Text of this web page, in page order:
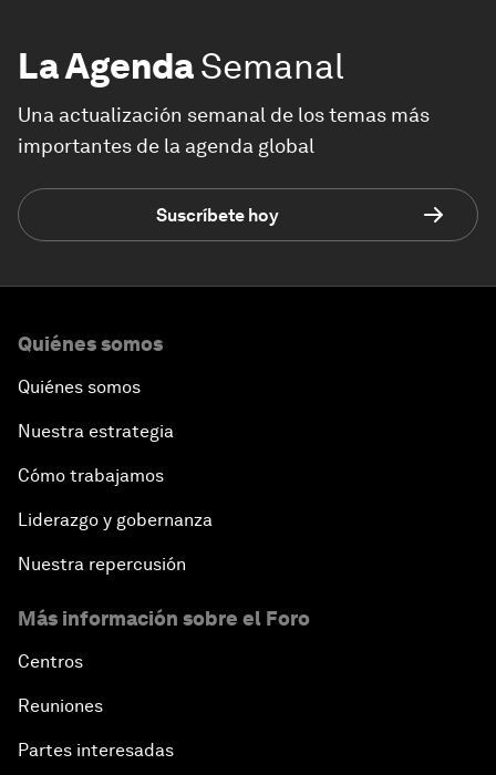
La AgendaSemanal
Una actualización semanal de los temas más
importantes de la agenda global
Suscríbete hoy
Quiénes somos
Quiénes somos
Nuestra estrategia
Cómo trabajamos
Liderazgo y gobernanza
Nuestra repercusión
Más información sobre el Foro
Centros
Reuniones
Partes interesadas